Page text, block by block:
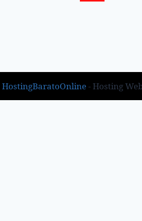
HostingBaratoOnline- Hosting